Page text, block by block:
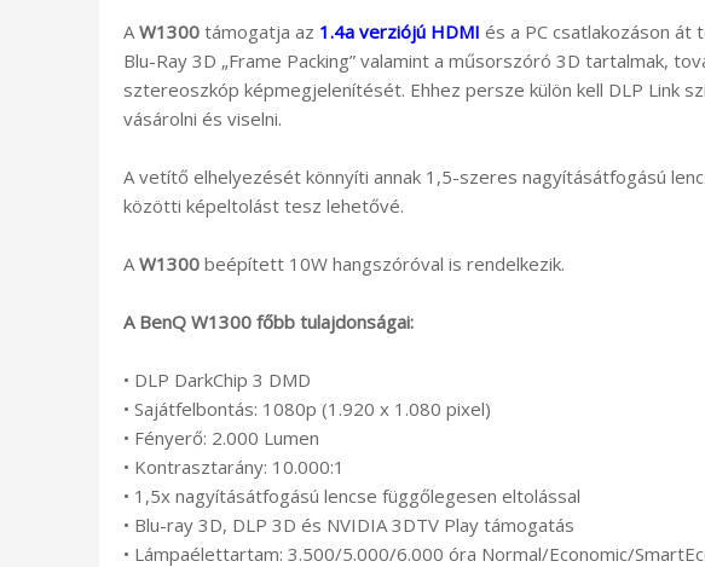
A W1300 támogatja az 1.4a verziójú HDMI és a PC csatlakozáson
Blu-Ray 3D „Frame Packing” valamint a műsorszóró 3D tartalmak,
sztereoszkóp képmegjelenítését. Ehhez persze külön kell DLP Link
vásárolni és viselni.
A vetítő elhelyezését könnyíti annak 1,5-szeres nagyításátfogású
közötti képeltolást tesz lehetővé.
A W1300 beépített 10W hangszóróval is rendelkezik.
A BenQ W1300 főbb tulajdonságai:
• DLP DarkChip 3 DMD
• Sajátfelbontás: 1080p (1.920 x 1.080 pixel)
• Fényerő: 2.000 Lumen
• Kontrasztarány: 10.000:1
• 1,5x nagyításátfogású lencse függőlegesen eltolással
• Blu-ray 3D, DLP 3D és NVIDIA 3DTV Play támogatás
• Lámpaélettartam: 3.500/5.000/6.000 óra Normal/Economic/